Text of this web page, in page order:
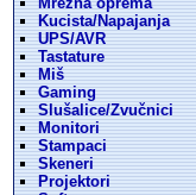
Kucista/Napajanja
UPS/AVR
Tastature
Miš
Gaming
Slušalice/Zvučnici
Monitori
Stampaci
Skeneri
Projektori